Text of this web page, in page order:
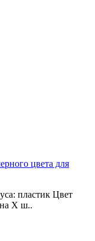
цвета для
пластик Цвет
X ш..